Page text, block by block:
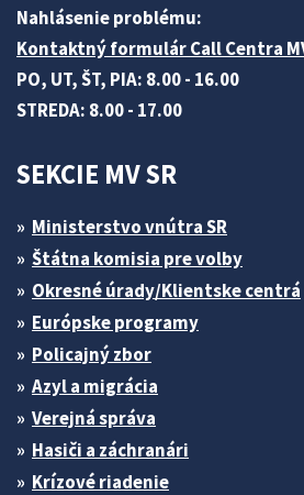
Nahlásenie problému:
Kontaktný formulár Call Centra
PO, UT, ŠT, PIA: 8.00 - 16.00
STREDA: 8.00 - 17.00
SEKCIE MV SR
Ministerstvo vnútra SR
Štátna komisia pre volby
Okresné úrady/Klientske centrá
Európske programy
Policajný zbor
Azyl a migrácia
Verejná správa
Hasiči a záchranári
Krízové riadenie